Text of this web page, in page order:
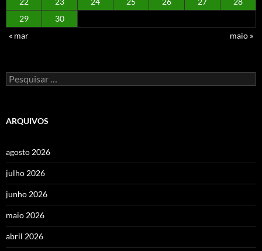
29
30
« mar
maio »
Pesquisar
por:
ARQUIVOS
agosto 2026
julho 2026
junho 2026
maio 2026
abril 2026